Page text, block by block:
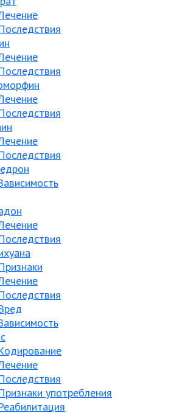
употребления